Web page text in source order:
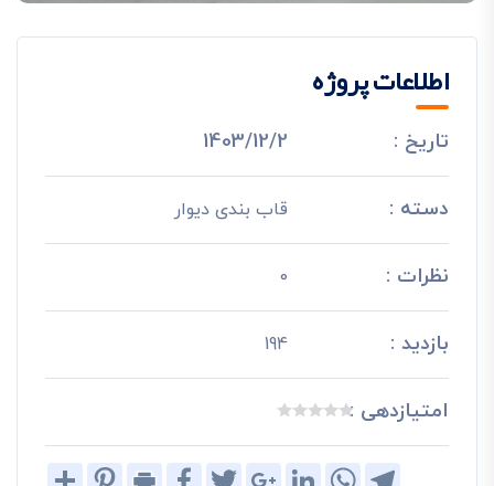
اطلاعات پروژه
تاریخ : 1403/12/2
دسته : قاب بندی دیوار
نظرات : 0
بازدید : 194
امتیازدهی :
Share
PinterestPrint
FacebookTwitterGoogle+LinkedIn
WhatsAppTelegram